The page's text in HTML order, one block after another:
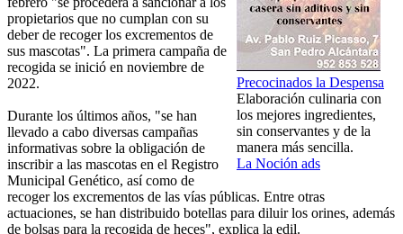
Precocinados la Despensa
Elaboración culinaria con
los mejores ingredientes,
sin conservantes y de la
manera más sencilla.
La Noción ads
propietarios que no cumplan con su
deber de recoger los excrementos de
sus mascotas". La primera campaña de
recogida se inició en noviembre de
2022.
Durante los últimos años, "se han
llevado a cabo diversas campañas
informativas sobre la obligación de
inscribir a las mascotas en el Registro
Municipal Genético, así como de
recoger los excrementos de las vías públicas. Entre otras
actuaciones, se han distribuido botellas para diluir los orines, además
de bolsas para la recogida de heces", explica la edil.